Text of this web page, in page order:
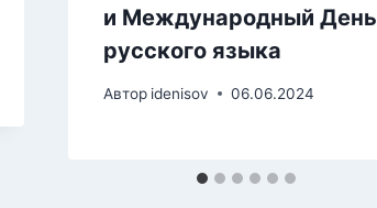
и Международный День
русского языка
Автор idenisov 06.06.2024